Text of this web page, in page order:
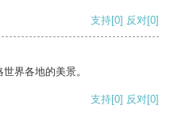
支持[0] 反对[0]
界各地的美景。
支持[0] 反对[0]